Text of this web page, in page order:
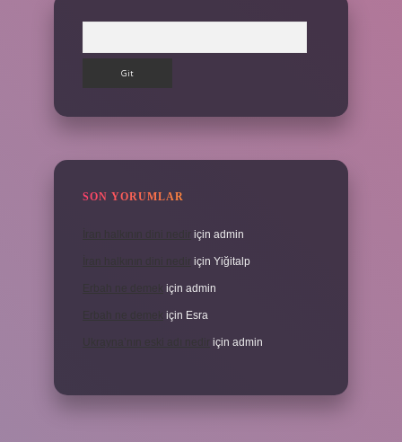
SON YORUMLAR
için admin
için Yiğitalp
için admin
için Esra
için admin